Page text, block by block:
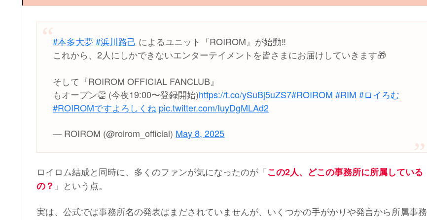
#本多大夢 #浜川路己 によるユニット『ROIROM』が始動‼️
これから、2人にしかできないエンターテイメントを皆さまにお届けしていきます🎁
そして『ROIROM OFFICIAL FANCLUB』
もオープン👏 (今夜19:00〜登録開始)https://t.co/ySuBj5uZS7#ROIROM #RIM #ロイろむ
#ROIROMですよろしくね pic.twitter.com/IuyDgMLAd2
— ROIROM (@roirom_official) May 8, 2025
ロイロム結成と同時に、多くのファンが気になったのが「この2人、どこの事務所に所属している
の？ 」という点。
実は、公式では事務所名の発表はまだされていませんが、いくつかの手がかりや発言から所属事務